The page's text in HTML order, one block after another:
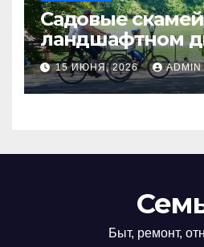
Садовые
ландшафтном
украсить
Madmetal.ru и
отдыха
15 ИЮНЯ, 2026 ADMIN
Быт, ремонт,